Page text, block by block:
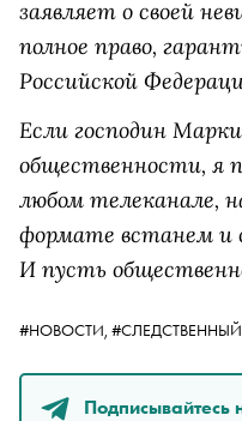
заявляет о своей
полное право,
Российской
Если господин
общественности, я
любом телеканале,
формате встанем и
И пусть
#НОВОСТИ,